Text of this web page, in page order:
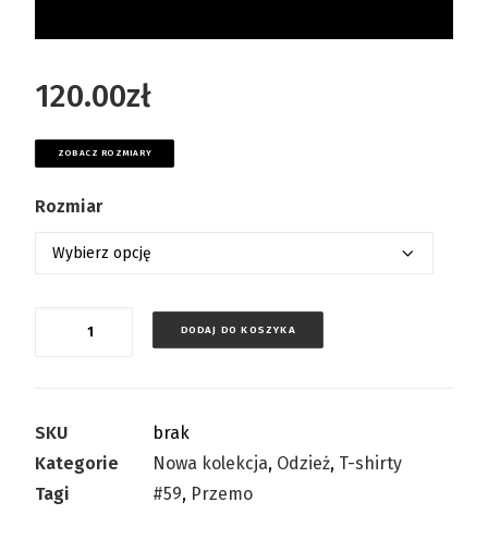
120.00zł
ZOBACZ ROZMIARY
Rozmiar
DODAJ DO KOSZYKA
SKU
brak
Kategorie
Nowa kolekcja, Odzież, T-shirty
Tagi
#59, Przemo